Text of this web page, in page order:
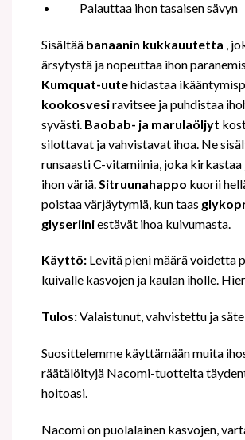
Palauttaa ihon tasaisen sävyn
Sisältää banaanin kukkauutetta ,
ärsytystä ja nopeuttaa ihon
Kumquat-uutehidastaa
kookosvesiravitsee ja puhdistaa
syvästi. Baobab- ja marulaöljyt
silottavat ja vahvistavat ihoa. Ne
runsaasti C-vitamiinia, joka
ihon väriä. Sitruunahappo kuorii
poistaa värjäytymiä, kun taas
glyseriiniestävät ihoa kuivumasta.
Käyttö:Levitä pieni määrä voidetta
kuivalle kasvojen ja kaulan iholle.
Tulos:Valaistunut, vahvistettu ja
Suosittelemme käyttämään muita
räätälöityjä Nacomi-tuotteita
hoitoasi.
Nacomi on puolalainen kasvojen,